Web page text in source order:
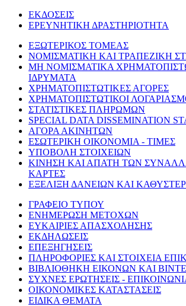
ΕΚΔΟΣΕΙΣ
ΕΡΕΥΝΗΤΙΚΗ ΔΡΑΣΤΗΡΙΟΤΗΤΑ
ΕΞΩΤΕΡΙΚΟΣ ΤΟΜΕΑΣ
ΝΟΜΙΣΜΑΤΙΚΗ ΚΑΙ ΤΡΑΠΕΖΙΚΗ
ΜΗ ΝΟΜΙΣΜΑΤΙΚΑ
ΙΔΡΥΜΑΤΑ
ΧΡΗΜΑΤΟΠΙΣΤΩΤΙΚΕΣ ΑΓΟΡΕΣ
ΧΡΗΜΑΤΟΠΙΣΤΩΤΙΚΟΙ
ΣΤΑΤΙΣΤΙΚΕΣ ΠΛΗΡΩΜΩΝ
SPECIAL DATA DISSEMINATION
ΑΓΟΡΑ ΑΚΙΝΗΤΩΝ
ΕΣΩΤΕΡΙΚΗ ΟΙΚΟΝΟΜΙΑ - ΤΙΜΕΣ
ΥΠΟΒΟΛΗ ΣΤΟΙΧΕΙΩΝ
ΚΙΝΗΣΗ ΚΑΙ ΑΠΑΤΗ ΤΩΝ
ΚΑΡΤΕΣ
ΕΞΕΛΙΞΗ ΔΑΝΕΙΩΝ ΚΑΙ
ΓΡΑΦΕΙΟ ΤΥΠΟΥ
ΕΝΗΜΕΡΩΣΗ ΜΕΤΟΧΩΝ
ΕΥΚΑΙΡΙΕΣ ΑΠΑΣΧΟΛΗΣΗΣ
ΕΚΔΗΛΩΣΕΙΣ
ΕΠΕΞΗΓΗΣΕΙΣ
ΠΛΗΡΟΦΟΡΙΕΣ ΚΑΙ ΣΤΟΙΧΕΙΑ
ΒΙΒΛΙΟΘΗΚΗ ΕΙΚΟΝΩΝ ΚΑΙ
ΣΥΧΝΕΣ ΕΡΩΤΗΣΕΙΣ -
ΟΙΚΟΝΟΜΙΚΕΣ ΚΑΤΑΣΤΑΣΕΙΣ
ΕΙΔΙΚΑ ΘΕΜΑΤΑ